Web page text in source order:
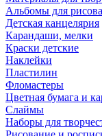
Альбомы для
Детская канцелярия
Карандаши, мелки
Краски детские
Наклейки
Пластилин
Фломастеры
Цветная бумага и
Слаймы
Наборы для